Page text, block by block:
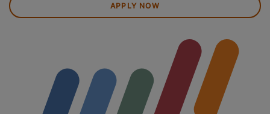
APPLY NOW